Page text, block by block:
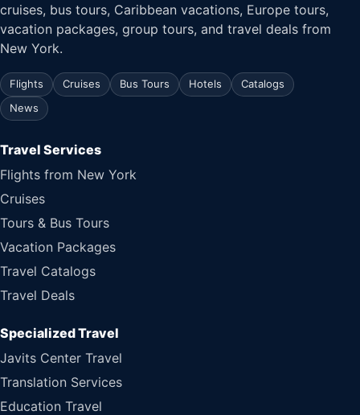
cruises, bus tours, Caribbean vacations, Europe tours,
vacation packages, group tours, and travel deals from
New York.
Flights Cruises Bus Tours Hotels
Catalogs
News
Travel Services
Flights from New York
Cruises
Tours & Bus Tours
Vacation Packages
Travel Catalogs
Travel Deals
Specialized Travel
Javits Center Travel
Translation Services
Education Travel